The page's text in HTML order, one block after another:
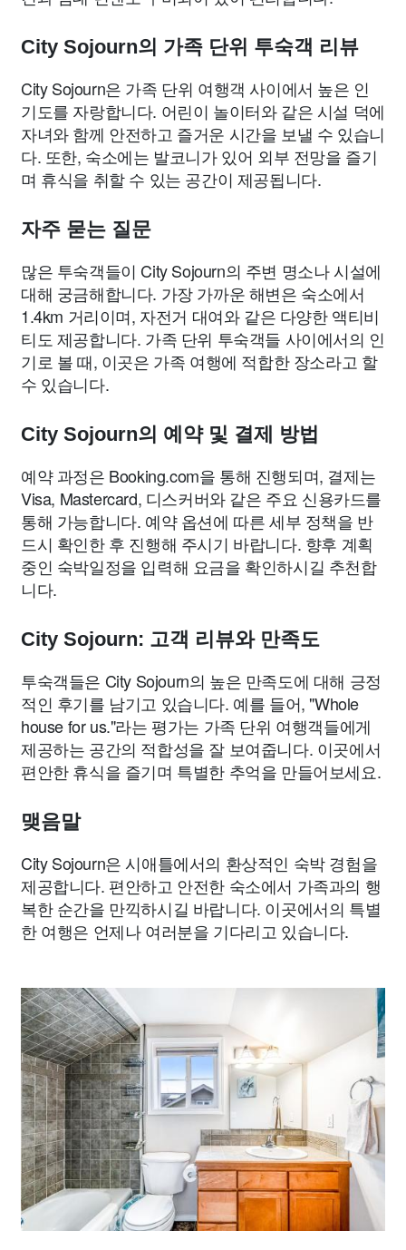
City Sojourn의 가족 단위 투숙객 리뷰
City Sojourn은 가족 단위 여행객 사이에서 높은 인
기도를 자랑합니다. 어린이 놀이터와 같은 시설 덕에
자녀와 함께 안전하고 즐거운 시간을 보낼 수 있습니
다. 또한, 숙소에는 발코니가 있어 외부 전망을 즐기
며 휴식을 취할 수 있는 공간이 제공됩니다.
자주 묻는 질문
많은 투숙객들이 City Sojourn의 주변 명소나 시설에
대해 궁금해합니다. 가장 가까운 해변은 숙소에서
1.4km 거리이며, 자전거 대여와 같은 다양한 액티비
티도 제공합니다. 가족 단위 투숙객들 사이에서의 인
기로 볼 때, 이곳은 가족 여행에 적합한 장소라고 할
수 있습니다.
City Sojourn의 예약 및 결제 방법
예약 과정은 Booking.com을 통해 진행되며, 결제는
Visa, Mastercard, 디스커버와 같은 주요 신용카드를
통해 가능합니다. 예약 옵션에 따른 세부 정책을 반
드시 확인한 후 진행해 주시기 바랍니다. 향후 계획
중인 숙박일정을 입력해 요금을 확인하시길 추천합
니다.
City Sojourn: 고객 리뷰와 만족도
투숙객들은 City Sojourn의 높은 만족도에 대해 긍정
적인 후기를 남기고 있습니다. 예를 들어, "Whole
house for us."라는 평가는 가족 단위 여행객들에게
제공하는 공간의 적합성을 잘 보여줍니다. 이곳에서
편안한 휴식을 즐기며 특별한 추억을 만들어보세요.
맺음말
City Sojourn은 시애틀에서의 환상적인 숙박 경험을
제공합니다. 편안하고 안전한 숙소에서 가족과의 행
복한 순간을 만끽하시길 바랍니다. 이곳에서의 특별
한 여행은 언제나 여러분을 기다리고 있습니다.